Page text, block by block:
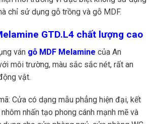
chỉ sử dụng gỗ trồng và gỗ MDF.
GTD.L4 chất lượng cao
ván gỗ MDF Melamine của An
môi trường, màu sắc sắc nét, rất an
vật.
Cửa có dạng mẫu phẳng hiện đại, kết
nhấn tạo phong cánh mạnh mẽ và